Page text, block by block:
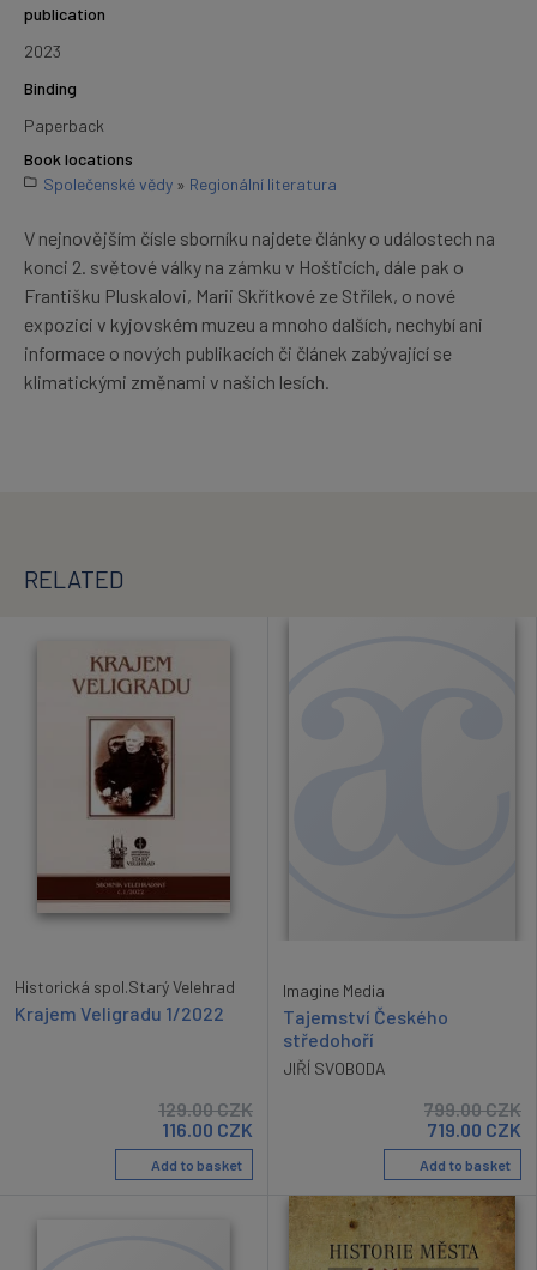
publication
2023
Binding
Paperback
Book locations
Společenské vědy » Regionální literatura
V nejnovějším čísle sborníku najdete články o událostech na
konci 2. světové války na zámku v Hošticích, dále pak o
Františku Pluskalovi, Marii Skřítkové ze Střílek, o nové
expozici v kyjovském muzeu a mnoho dalších, nechybí ani
informace o nových publikacích či článek zabývající se
klimatickými změnami v našich lesích.
RELATED
Historická spol.Starý Velehrad
Krajem Veligradu 1/2022
129.00CZK
116.00 CZK
Add to basket
Imagine Media
Tajemství Českého
středohoří
JIŘÍ SVOBODA
799.00CZK
719.00 CZK
Add to basket